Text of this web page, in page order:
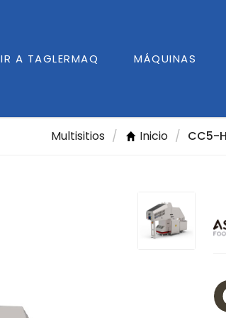
IR A TAGLERMAQ MÁQUINAS
Multisitios / Inicio / CC5-